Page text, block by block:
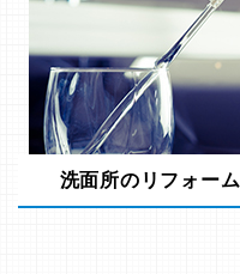
洗面所のリフォーム